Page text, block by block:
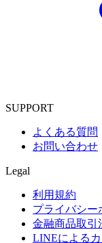
SUPPORT
よくある質問
お問い合わせ
Legal
利用規約
プライバシー
金融商品取引
LINEによる